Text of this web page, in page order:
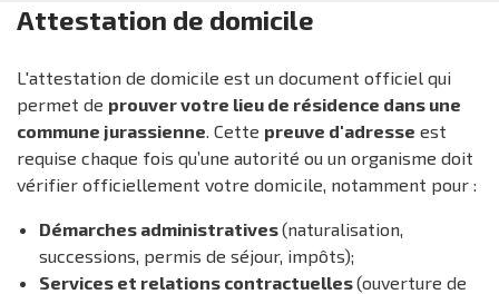
recherche
navigation
Attestation de domicile
L'attestation de domicile est un document officiel qui
permet de prouver votre lieu de résidence dans une
commune jurassienne. Cette preuve d'adresse est
requise chaque fois qu’une autorité ou un organisme doit
vérifier officiellement votre domicile, notamment pour :
Démarches administratives(naturalisation,
successions, permis de séjour, impôts);
Services et relations contractuelles(ouverture de